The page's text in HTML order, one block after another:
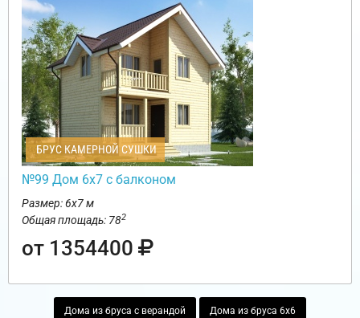
БРУС КАМЕРНОЙ СУШКИ
№99 Дом 6х7 с балконом
Размер: 6х7 м
Общая площадь: 782
от 1354400
Дома из бруса с верандой Дома из бруса 6х6